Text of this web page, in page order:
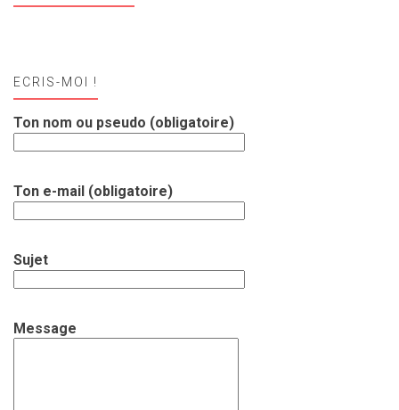
ECRIS-MOI !
Ton nom ou pseudo (obligatoire)
Ton e-mail (obligatoire)
Sujet
Message